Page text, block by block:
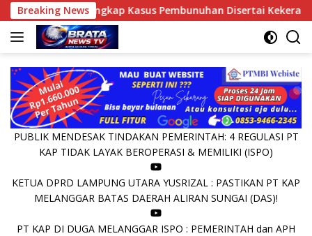
Langsung
ke
konten
Breaking News
Selatan Ungkap Kasus Pembunuhan Disertai Kekerasan
PUBLIK MENDESAK TINDAKAN PEMERINTAH: 4 REGULASI PT
KAP TIDAK LAYAK BEROPERASI & MEMILIKI (ISPO)
KETUA DPRD LAMPUNG UTARA YUSRIZAL : PASTIKAN PT KAP
MELANGGAR BATAS DAERAH ALIRAN SUNGAI (DAS)!
PT KAP DI DUGA MELANGGAR ISPO : PEMERINTAH dan APH